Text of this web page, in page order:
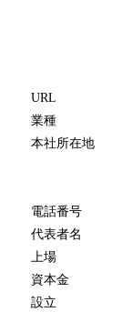
URL
業種
本社所在地
電話番号
代表者名
上場
資本金
設立